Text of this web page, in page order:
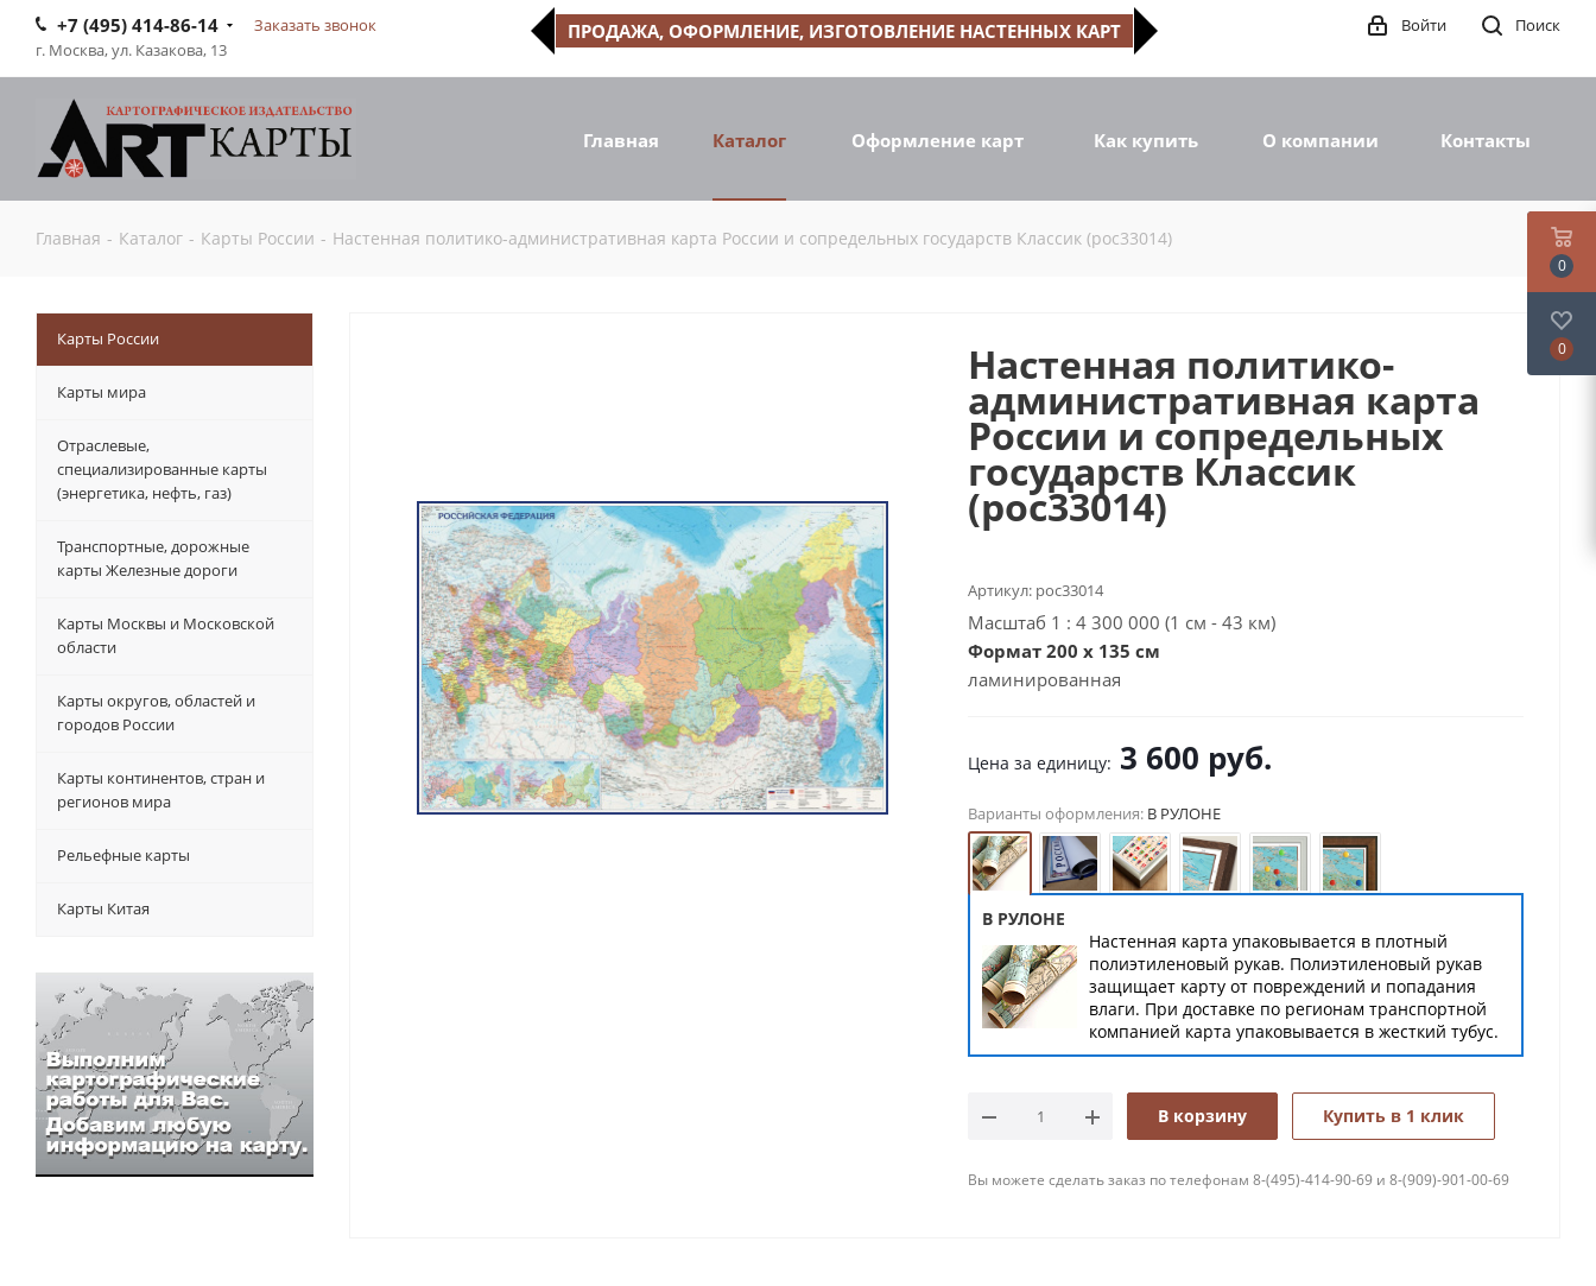
+7 (495) 414-86-14
Заказать звонок
г. Москва, ул. Казакова, 13
ПРОДАЖА, ОФОРМЛЕНИЕ, ИЗГОТОВЛЕНИЕ НАСТЕННЫХ КАРТ Поиск
Войти
Главная Каталог Оформление карт Как купить О компании Контакты
Главная - Каталог - Карты России - Настенная политико-административная карта России и сопредельных государств Классик (рос33014)
Настенная политико-
административная карта
России и сопредельных
государств Классик
(рос33014)
Артикул: рос33014
Масштаб 1 : 4 300 000 (1 см - 43 км)
Формат 200 x 135 см
ламинированная
Цена за единицу: 3 600 руб.
Варианты оформления: В РУЛОНЕ
В РУЛОНЕ
Настенная карта упаковывается в плотный
полиэтиленовый рукав. Полиэтиленовый рукав
защищает карту от повреждений и попадания
влаги. При доставке по регионам транспортной
компанией карта упаковывается в жесткий тубус.
В корзину Купить в 1 клик
Вы можете сделать заказ по телефонам 8-(495)-414-90-69 и 8-(909)-901-00-69
Карты России
Карты мира
Отраслевые,
специализированные карты
(энергетика, нефть, газ)
Транспортные, дорожные
карты Железные дороги
Карты Москвы и Московской
области
Карты округов, областей и
городов России
Карты континентов, стран и
регионов мира
Рельефные карты
Карты Китая
0
0